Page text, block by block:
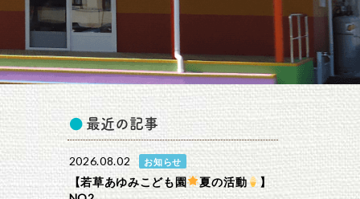
最近の記事
2026.08.02 お知らせ
【若草あゆみこども園 夏の活動
】